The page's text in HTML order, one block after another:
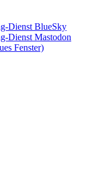
Dienst BlueSky
Dienst Mastodon
Fenster)